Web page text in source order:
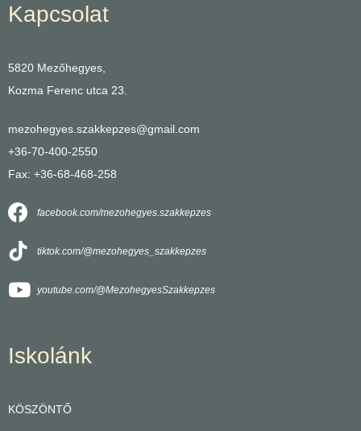
Kapcsolat
5820 Mezőhegyes,
Kozma Ferenc utca 23.
mezohegyes.szakkepzes@gmail.com
+36-70-400-2550
Fax: +36-68-468-258
facebook.com/mezohegyes.szakkepzes
tiktok.com/@mezohegyes_szakkepzes
youtube.com/@MezohegyesSzakkepzes
Iskolánk
KÖSZÖNTŐ